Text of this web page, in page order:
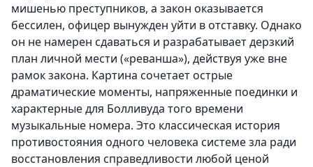
мишенью преступников, а закон оказывается
бессилен, офицер вынужден уйти в отставку. Однако
он не намерен сдаваться и разрабатывает дерзкий
план личной мести («реванша»), действуя уже вне
рамок закона. Картина сочетает острые
драматические моменты, напряженные поединки и
характерные для Болливуда того времени
музыкальные номера. Это классическая история
противостояния одного человека системе зла ради
восстановления справедливости любой ценой